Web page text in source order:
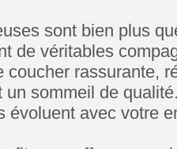
sont bien plus
de véritables
coucher rassurante,
un sommeil de
évoluent avec votre